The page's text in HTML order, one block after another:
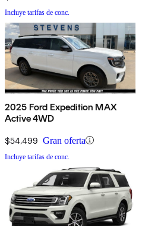
Incluye tarifas de conc.
2025 Ford Expedition MAX
Active 4WD
$54,499 Gran oferta
Incluye tarifas de conc.